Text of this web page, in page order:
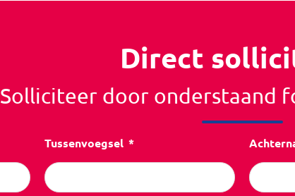
Direct
Solliciteer door onderstaand
Tussenvoegsel